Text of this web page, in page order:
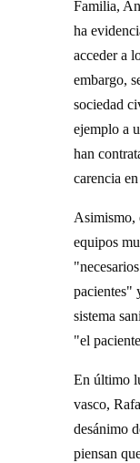
Familia,
ha
acceder a
embargo,
sociedad
ejemplo a
han
carencia
Asimismo,
equipos
pacientes"
sistema
"el
En último
vasco,
desánimo
piensan